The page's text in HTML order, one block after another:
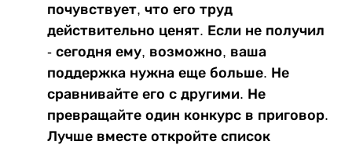
почувствует, что его труд
действительно ценят. Если не получил
- сегодня ему, возможно, ваша
поддержка нужна еще больше. Не
сравнивайте его с другими. Не
превращайте один конкурс в приговор.
Лучше вместе откройте список